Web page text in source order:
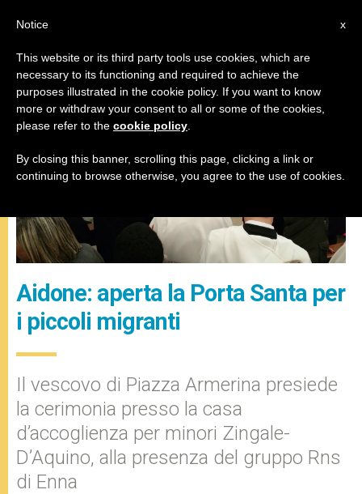
MISERICORDIA
Aidone: aperta la Porta Santa per
i piccoli migranti
Il vescovo di Piazza Armerina presiede
la cerimonia presso la casa
d’accoglienza per minori Zingale-
D’Aquino, alla presenza del gruppo Rns
di Enna
x
Notice
This website or its third party tools use cookies, which are
necessary to its functioning and required to achieve the
purposes illustrated in the cookie policy. If you want to know
more or withdraw your consent to all or some of the cookies,
please refer to the cookie policy
By closing this banner, scrolling this page, clicking a link or
continuing to browse otherwise, you agree to the use of cookies.